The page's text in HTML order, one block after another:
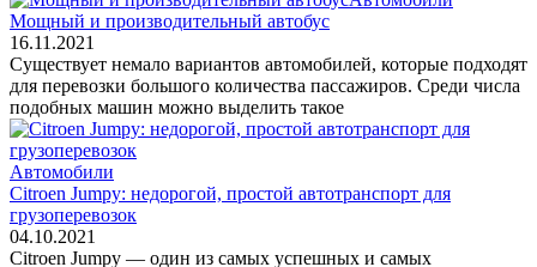
Мощный и производительный автобус
16.11.2021
Существует немало вариантов автомобилей, которые подходят
для перевозки большого количества пассажиров. Среди числа
подобных машин можно выделить такое
Автомобили
Citroen Jumpy: недорогой, простой автотранспорт для
грузоперевозок
04.10.2021
Citroen Jumpy — один из самых успешных и самых